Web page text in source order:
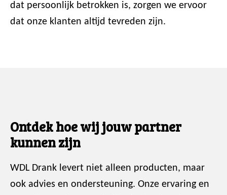
dat persoonlijk betrokken is, zorgen we ervoor
dat onze klanten altijd tevreden zijn.
Ontdek hoe wij jouw partner
kunnen zijn
WDL Drank levert niet alleen producten, maar
ook advies en ondersteuning. Onze ervaring en